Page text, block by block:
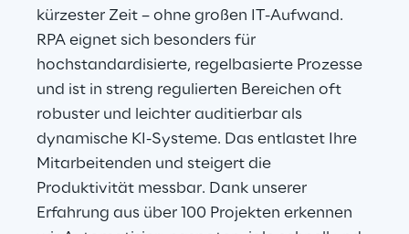
kürzester Zeit – ohne großen IT-Aufwand.
RPA eignet sich besonders für
hochstandardisierte, regelbasierte Prozesse
und ist in streng regulierten Bereichen oft
robuster und leichter auditierbar als
dynamische KI-Systeme. Das entlastet Ihre
Mitarbeitenden und steigert die
Produktivität messbar. Dank unserer
Erfahrung aus über 100 Projekten erkennen